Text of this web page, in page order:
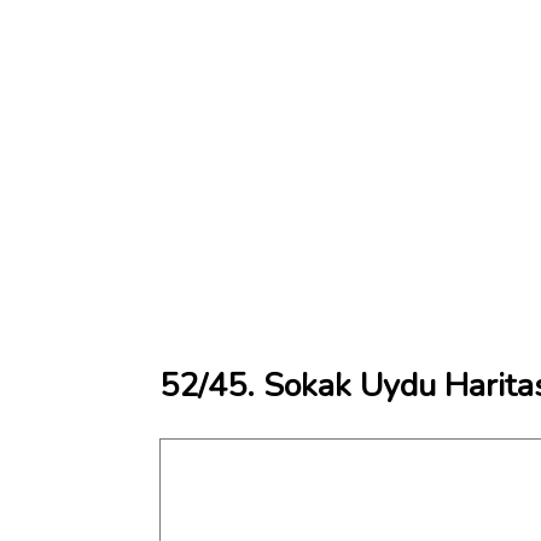
52/45. Sokak Uydu